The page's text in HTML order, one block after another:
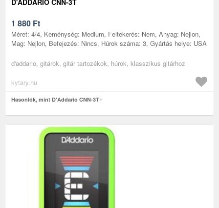
1 880 Ft
Méret: 4/4, Keménység: Medium, Feltekerés: Nem, Anyag: Nejlon,
Mag: Nejlon, Befejezés: Nincs, Húrok száma: 3, Gyártás helye: USA
d'addario, gitárok, gitár tartozékok, húrok, klasszikus gitárhoz
kytary.hu
Hasonlók, mint D'Addario CNN-3T